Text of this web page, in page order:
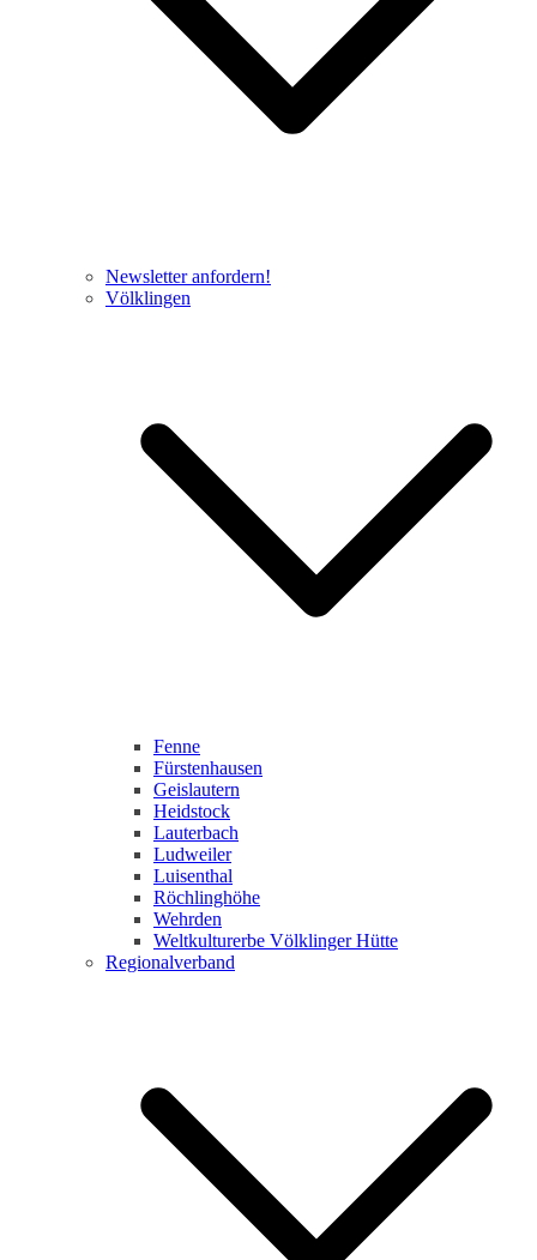
Newsletter anfordern!
Völklingen
Fenne
Fürstenhausen
Geislautern
Heidstock
Lauterbach
Ludweiler
Luisenthal
Röchlinghöhe
Wehrden
Weltkulturerbe Völklinger Hütte
Regionalverband